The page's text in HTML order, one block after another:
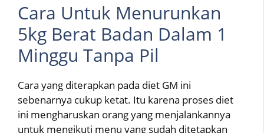
Cara Untuk Menurunkan
5kg Berat Badan Dalam 1
Minggu Tanpa Pil
Cara yang diterapkan pada diet GM ini
sebenarnya cukup ketat. Itu karena proses diet
ini mengharuskan orang yang menjalankannya
untuk mengikuti menu yang sudah ditetapkan